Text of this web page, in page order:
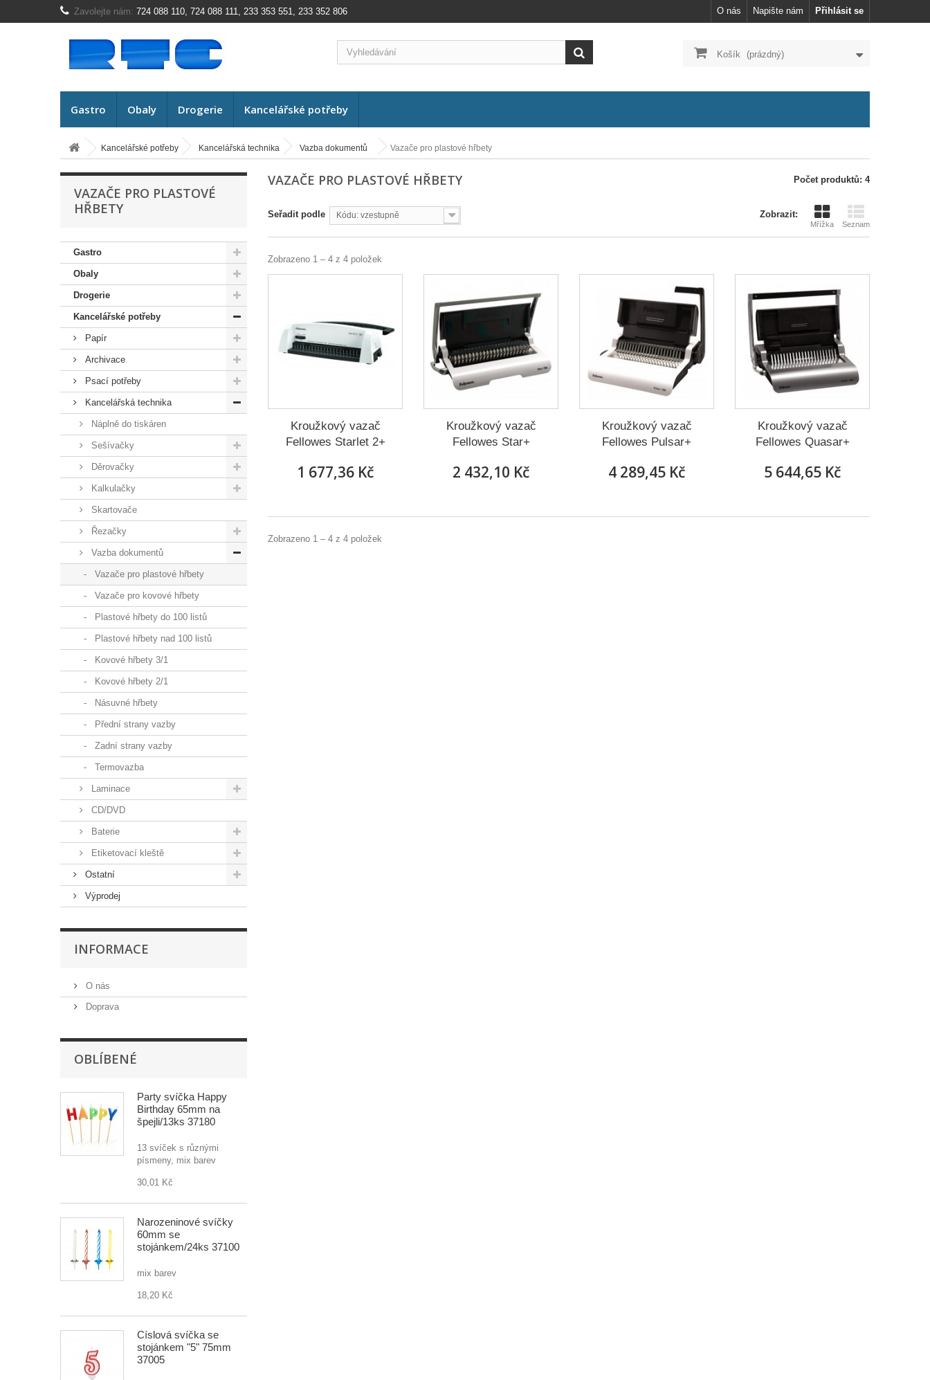
Přihlásit se
Napište nám
O nás
Zavolejte nám: 724 088 110, 724 088 111, 233 353 551, 233 352 806
Košík (prázdný)
Gastro Obaly Drogerie Kancelářské potřeby
Kancelářské potřeby Kancelářská technika Vazba dokumentů Vazače pro plastové hřbety
VAZAČE PRO PLASTOVÉ
HŘBETY
Gastro
Obaly
Drogerie
Kancelářské potřeby
Papír
Archivace
Psací potřeby
Kancelářská technika
Náplně do tiskáren
Sešívačky
Děrovačky
Kalkulačky
Skartovače
Řezačky
Vazba dokumentů
Vazače pro plastové hřbety
Vazače pro kovové hřbety
Plastové hřbety do 100 listů
Plastové hřbety nad 100 listů
Kovové hřbety 3/1
Kovové hřbety 2/1
Násuvné hřbety
Přední strany vazby
Zadní strany vazby
Termovazba
Laminace
CD/DVD
Baterie
Etiketovací kleště
Ostatní
Výprodej
INFORMACE
O nás
Doprava
OBLÍBENÉ
Party svíčka Happy
Birthday 65mm na
špejli/13ks 37180
13 svíček s různými
písmeny, mix barev
30,01 Kč
Narozeninové svíčky
60mm se
stojánkem/24ks 37100
mix barev
18,20 Kč
Číslová svíčka se
stojánkem "5" 75mm
37005
VAZAČE PRO PLASTOVÉ HŘBETY Počet produktů: 4
Zobrazit:
Mřížka Seznam
Seřadit podle Kódu: vzestupně
Zobrazeno 1 – 4 z 4 položek
Kroužkový vazač
Fellowes Starlet 2+
1 677,36 Kč
Kroužkový vazač
Fellowes Star+
2 432,10 Kč
Kroužkový vazač
Fellowes Pulsar+
4 289,45 Kč
Kroužkový vazač
Fellowes Quasar+
5 644,65 Kč
Zobrazeno 1 – 4 z 4 položek